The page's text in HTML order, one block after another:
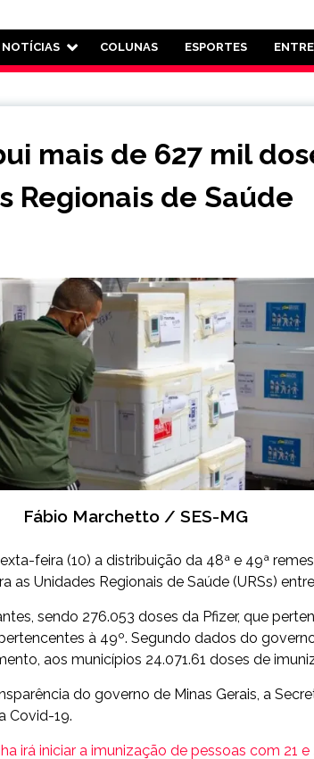
NOTÍCIAS COLUNAS ESPORTES
mais de 627 mil
Regionais de Saúde
Fábio Marchetto / SES-MG
feira (10) a distribuição da 48ª e 49ª
Unidades Regionais de Saúde (URSs)
sendo 276.053 doses da Pfizer, que
à 49º. Segundo dados do
aos municípios 24.071.61 doses de
do governo de Minas Gerais, a
Covid-19.
irá iniciar a imunização de pessoas com 21